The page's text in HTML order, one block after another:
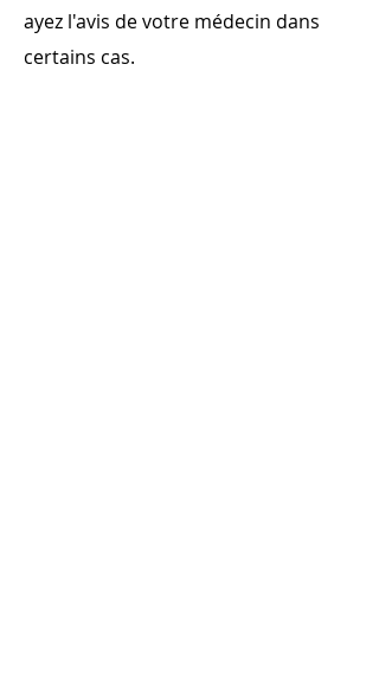
ayez l'avis de votre médecin dans
certains cas.